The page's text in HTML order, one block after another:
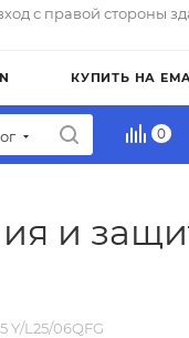
с правой стороны
КУПИТЬ НА
0
и
Y/L25/06QFG